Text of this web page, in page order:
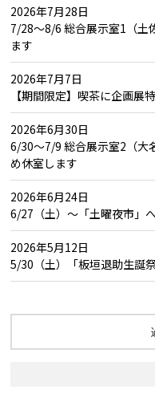
2026年7月28日
7/28～8/6 総合展示室1（土
ます
2026年7月7日
【期間限定】喫茶に企画展
2026年6月30日
6/30～7/9 総合展示室2（大
め休室します
2026年6月24日
6/27（土）～「土曜夜市」
2026年5月12日
5/30（土）「板垣退助生誕